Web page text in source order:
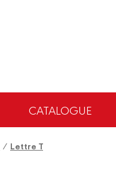
CATALOGUE
/ Lettre T